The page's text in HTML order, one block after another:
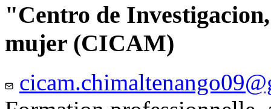
"Centro de
mujer (CICAM)